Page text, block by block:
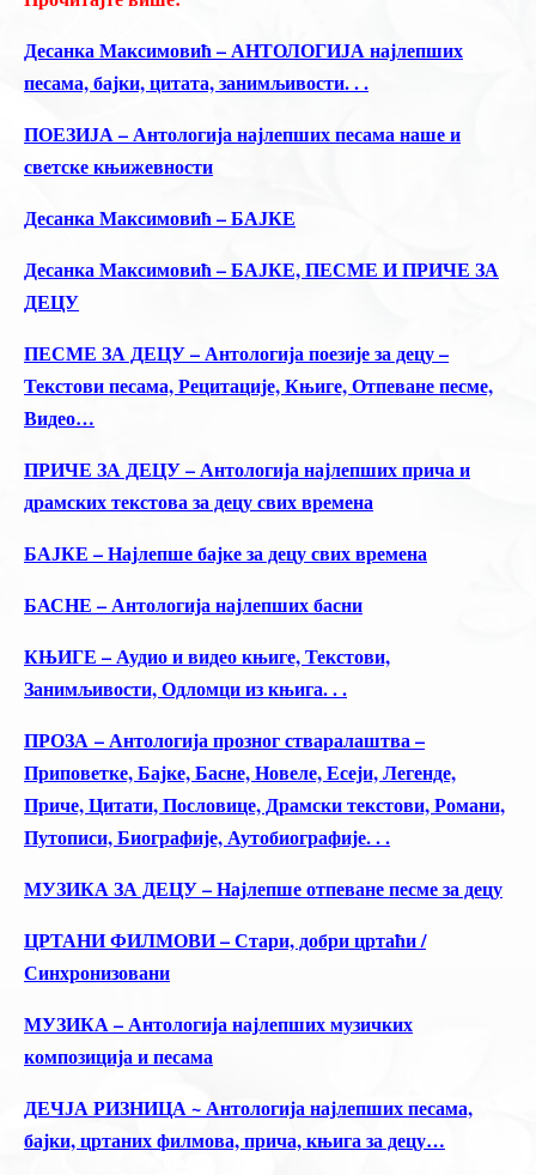
Десанка Максимовић – АНТОЛОГИЈА најлепших
песама, бајки, цитата, занимљивости. . .
ПОЕЗИЈА – Антологија најлепших песама наше и
светске књижевности
Десанка Максимовић – БАЈКЕ
Десанка Максимовић – БАЈКЕ, ПЕСМЕ И ПРИЧЕ ЗА
ДЕЦУ
ПЕСМЕ ЗА ДЕЦУ – Антологија поезије за децу –
Текстови песама, Рецитације, Књиге, Отпеване песме,
Видео…
ПРИЧЕ ЗА ДЕЦУ – Антологија најлепших прича и
драмских текстова за децу свих времена
БАЈКЕ – Најлепше бајке за децу свих времена
БАСНЕ – Антологија најлепших басни
КЊИГЕ – Аудио и видео књиге, Текстови,
Занимљивости, Одломци из књига. . .
ПРОЗА – Антологија прозног стваралаштва –
Приповетке, Бајке, Басне, Новеле, Есеји, Легенде,
Приче, Цитати, Пословице, Драмски текстови, Романи,
Путописи, Биографије, Аутобиографије. . .
МУЗИКА ЗА ДЕЦУ – Најлепше отпеване песме за децу
ЦРТАНИ ФИЛМОВИ – Стари, добри цртаћи /
Синхронизовани
МУЗИКА – Антологија најлепших музичких
композиција и песама
ДЕЧЈА РИЗНИЦА ~ Антологија најлепших песама,
бајки, цртаних филмова, прича, књига за децу…